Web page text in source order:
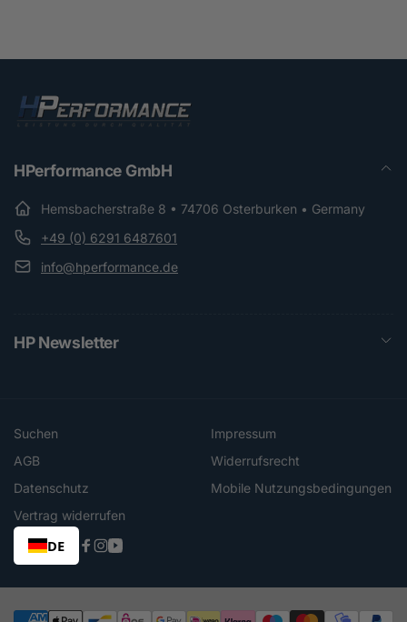
HPerformance GmbH
Hemsbacherstraße 8 • 74706 Osterburken • Germany
+49 (0) 6291 6487601
info@hperformance.de
HP Newsletter
Suchen
Impressum
AGB
Widerrufsrecht
Datenschutz
Mobile Nutzungsbedingungen
Vertrag widerrufen
DE
Facebook
Instagram
YouTube